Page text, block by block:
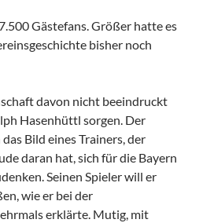
Gästefans. Größer hatte es
bisher noch
davon nicht beeindruckt
Hasenhüttl sorgen. Der
Bild eines Trainers, der
daran hat, sich für die Bayern
Seinen Spieler will er
wie er bei der
erklärte. Mutig, mit